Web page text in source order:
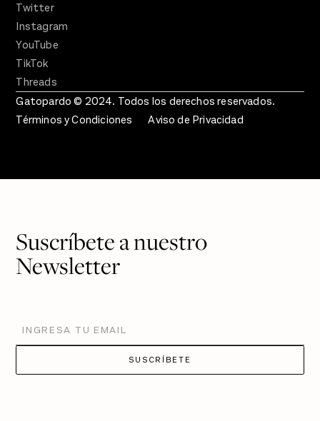
Twitter
Instagram
YouTube
TikTok
Threads
Gatopardo © 2024. Todos los derechos reservados.
Términos y Condiciones
Aviso de Privacidad
Suscríbete a nuestro
Newsletter